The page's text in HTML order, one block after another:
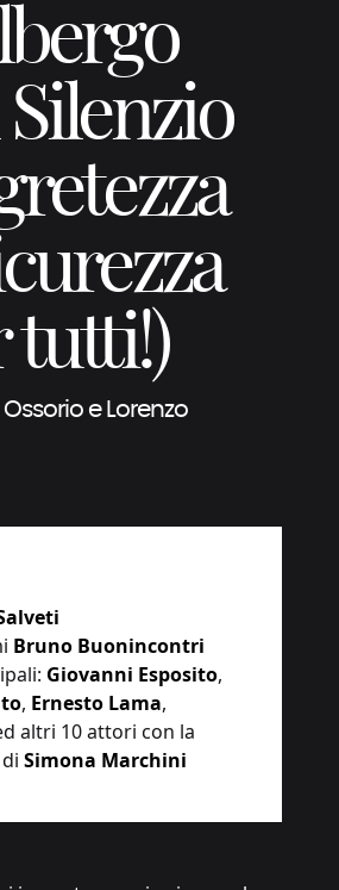
tutti!)
e Lorenzo
Bruno Buonincontri
Giovanni Esposito,
, Ernesto Lama,
altri 10 attori con la
Simona Marchini